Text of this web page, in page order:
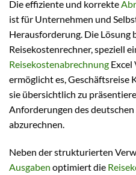
Die effiziente und korrekte
ist für Unternehmen und
Herausforderung. Die Lösung
Reisekostenrechner, speziell
Reisekostenabrechnung Excel
ermöglicht es, Geschäftsreise
sie übersichtlich zu
Anforderungen des
abzurechnen.
Neben der strukturierten
Ausgaben optimiert die